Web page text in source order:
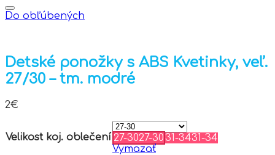
Do obľúbených
Detské ponožky s ABS Kvetinky, veľ.
27/30 – tm. modré
2€
Velikost koj. oblečení 27-3027-30 31-3431-34
Vymazať